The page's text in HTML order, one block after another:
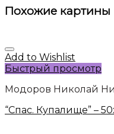
Похожие картины
Add to Wishlist
Быстрый просмотр
Модоров Николай
“Спас. Купалище” –